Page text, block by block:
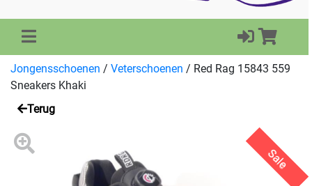
Jongensschoenen / Veterschoenen / Red Rag 15843 559
Sneakers Khaki
Terug
Sale